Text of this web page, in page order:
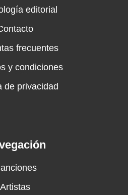
editorial
frecuentes
y condiciones
de privacidad
Artistas